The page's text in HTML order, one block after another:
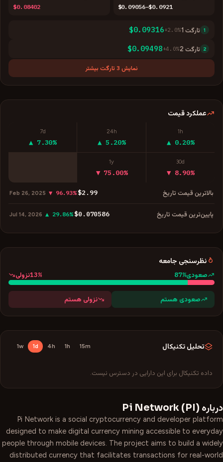
$0.09056–$0.0921
$0.08402
1 تارگت 1
+2.0%
$0.09316
2 تارگت 2
+4.0%
$0.09498
نمایش 3 تارگت بیشتر
عملکرد قیمت
1h
▲ 0.20%
24h
▲ 5.20%
7d
▲ 7.30%
30d
▼ 8.90%
1y
▼ 75.00%
بالاترین قیمت تاریخ $2.99
▼ 96.93%
Feb 26, 2025
پایین‌ترین قیمت تاریخ $0.070586
▲ 29.86%
Jul 14, 2026
نظرسنجی جامعه
صعودی 87%
13% نزولی
صعودی هستم نزولی هستم
تحلیل تکنیکال 15m
1h
4h
1d
1w
داده تکنیکال برای این دارایی در دسترس نیست.
درباره Pi Network (PI)
Pi Network is a social cryptocurrency and developer platform
designed to make digital currency mining accessible to everyday
people through mobile devices. The project aims to build a widely
distributed currency that facilitates transactions for real-world